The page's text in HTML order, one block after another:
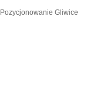
Pozycjonowanie Gliwice